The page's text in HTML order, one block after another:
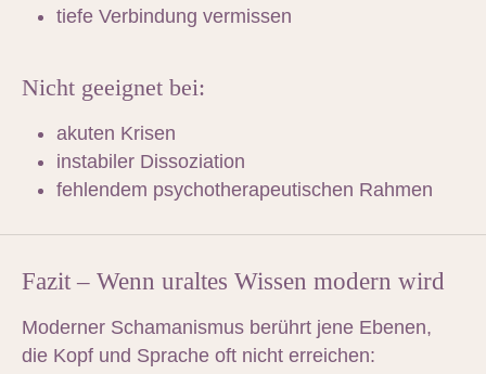
tiefe Verbindung vermissen
Nicht geeignet bei:
akuten Krisen
instabiler Dissoziation
fehlendem psychotherapeutischen Rahmen
Fazit – Wenn uraltes Wissen modern wird
Moderner Schamanismus berührt jene Ebenen,
die Kopf und Sprache oft nicht erreichen: